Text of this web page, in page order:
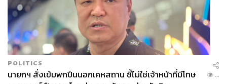
456
POLITICS
นายกฯ สั่งเข้มพกปืนนอกเคหสถาน ชี้ไม่ใช่เจ้าหน้าที่มีโทษ
...